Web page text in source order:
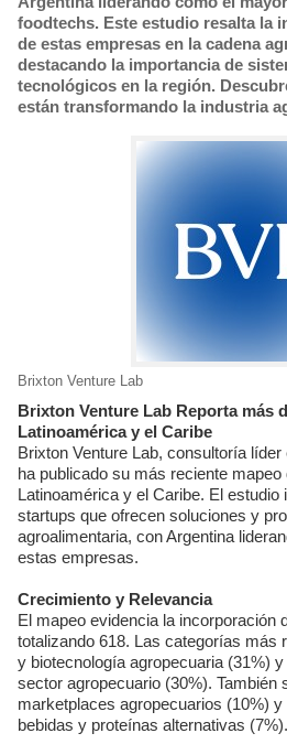
foodtechs. Este estudio resalta la
de estas empresas en la cadena
destacando la importancia de
tecnológicos en la región.
están transformando la industria
Brixton Venture Lab
Brixton Venture Lab Reporta más de 600 Agrifoodtech en
Latinoamérica y el Caribe
Brixton Venture Lab, consultoría
ha publicado su más reciente
Latinoamérica y el Caribe. El estudio
startups que ofrecen soluciones y
agroalimentaria, con Argentina
estas empresas.
Crecimiento y Relevancia
El mapeo evidencia la incorporación
totalizando 618. Las categorías más
y biotecnología agropecuaria (31%)
sector agropecuario (30%). También
marketplaces agropecuarios (10%)
bebidas y proteínas alternativas (7%).